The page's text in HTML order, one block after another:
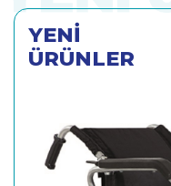
YENİ
ÜRÜNLER